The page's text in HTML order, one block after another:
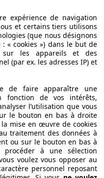
253 + 145ch 8
expérience de navigation
et certains tiers utilisons
(que nous désignons
« cookies ») dans le but de
sur les appareils et des
(par ex. les adresses IP) et
de faire apparaître une
fonction de vos intérêts,
l’utilisation que vous
le bouton en bas à droite
mise en œuvre de cookies
traitement des données à
ou sur le bouton en bas à
procéder à une sélection
voulez vous opposer au
personnel reposant